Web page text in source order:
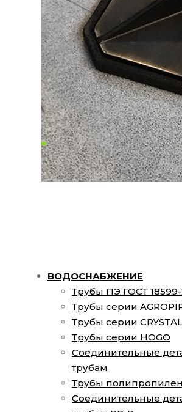
ВОДОСНАБЖЕНИЕ
Трубы ПЭ ГОСТ 18599-
Трубы серии
Трубы серии CRYSTAL
Трубы серии HOGO
Соединительные
трубам
Трубы
Соединительные